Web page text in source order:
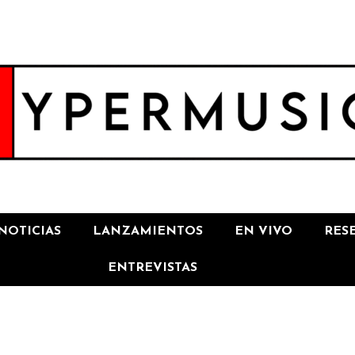
LANZAMIENTOS EN VIVO
ENTREVISTAS